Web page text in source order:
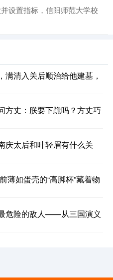
设置指标，信阳师范大学校
清入关后顺治给他建墓，
方丈：朕要下跪吗？方丈巧
庆太后和叶轻眉有什么关
薄如蛋壳的“高脚杯”藏着物
危险的敌人——从三国演义